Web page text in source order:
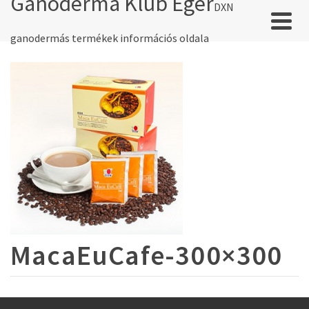
DXN
ganodermás termékek információs oldala
MacaEuCafe-300×300